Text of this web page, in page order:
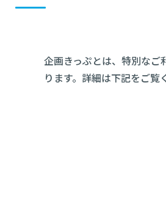
企画きっぷとは、特別なご
ります。詳細は下記をご覧